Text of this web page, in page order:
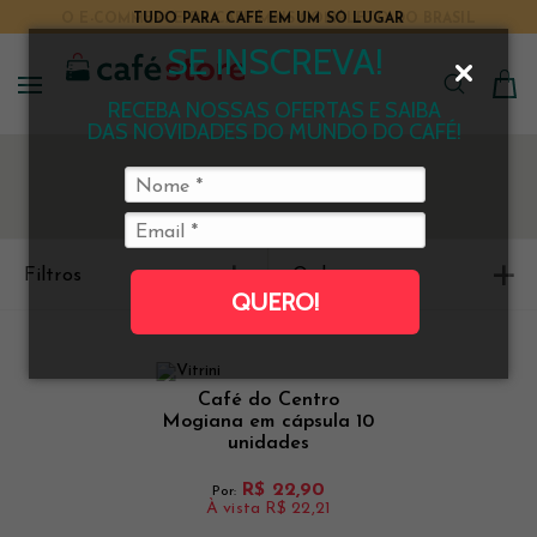
SE INSCREVA!
RECEBA NOSSAS OFERTAS E SAIBA
DAS NOVIDADES DO MUNDO DO CAFÉ!
QUERO!
TUDO PARA CAFÉ EM UM SÓ LUGAR
Filtros Ordenar
Café do Centro
Mogiana em cápsula 10
unidades
Por: R$ 22,90
À vista R$ 22,21